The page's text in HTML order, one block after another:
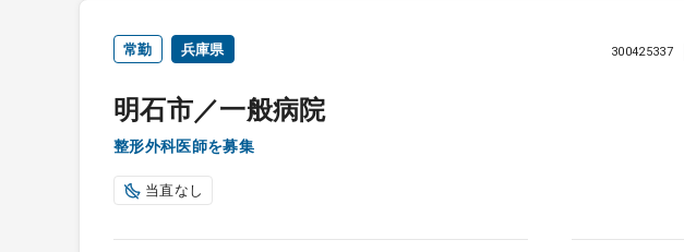
常勤 兵庫県
明石市／一般病院
整形外科医師を募集
300425337
当直なし